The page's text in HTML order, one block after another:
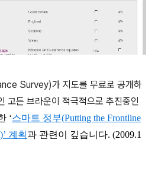
Survey)가 지도를 무료로 공개하
고든 브라운이 적극적으로 추진중인
‘스마트 정부(Putting the Frontline
계획과 관련이 깊습니다. (2009.1